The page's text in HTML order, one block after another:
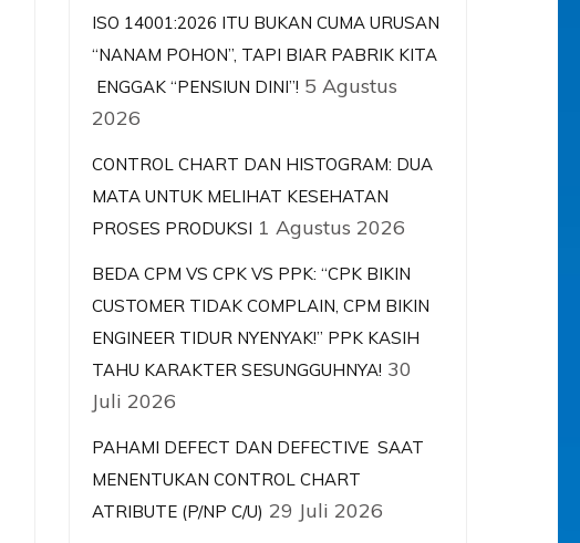
ISO 14001:2026 ITU BUKAN CUMA URUSAN
“NANAM POHON”, TAPI BIAR PABRIK KITA
ENGGAK “PENSIUN DINI”! 5 Agustus
2026
CONTROL CHART DAN HISTOGRAM: DUA
MATA UNTUK MELIHAT KESEHATAN
PROSES PRODUKSI 1 Agustus 2026
BEDA CPM VS CPK VS PPK: “CPK BIKIN
CUSTOMER TIDAK COMPLAIN, CPM BIKIN
ENGINEER TIDUR NYENYAK!” PPK KASIH
TAHU KARAKTER SESUNGGUHNYA! 30
Juli 2026
PAHAMI DEFECT DAN DEFECTIVE SAAT
MENENTUKAN CONTROL CHART
ATRIBUTE (P/NP C/U) 29 Juli 2026